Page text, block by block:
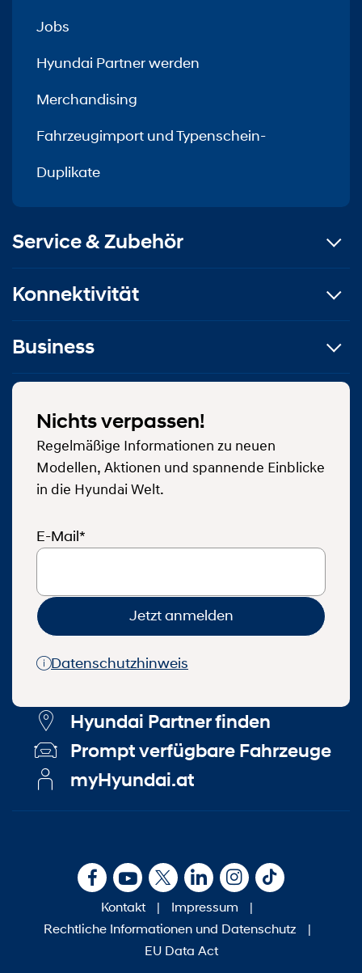
Jobs
Hyundai Partner werden
Merchandising
Fahrzeugimport und Typenschein-
Duplikate
Service & Zubehör
Konnektivität
Business
Nichts verpassen!
Regelmäßige Informationen zu neuen
Modellen, Aktionen und spannende Einblicke
in die Hyundai Welt.
E-Mail*
Jetzt anmelden
Datenschutzhinweis
Hyundai Partner finden
Prompt verfügbare Fahrzeuge
myHyundai.at
Kontakt | Impressum
|
Rechtliche Informationen und Datenschutz
|
EU Data Act